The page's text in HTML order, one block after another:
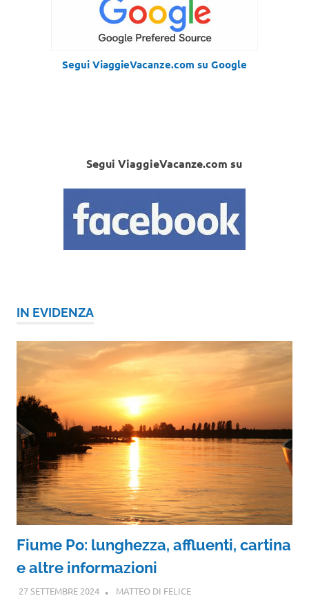
Segui ViaggieVacanze.com su Google
Segui ViaggieVacanze.com su
IN EVIDENZA
Fiume Po: lunghezza, affluenti, cartina
e altre informazioni
27 SETTEMBRE 2024 MATTEO DI FELICE